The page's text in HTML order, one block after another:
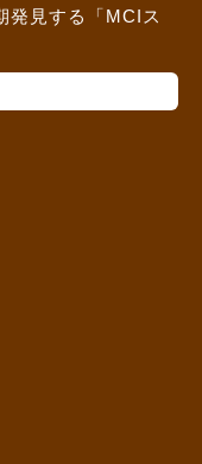
発見する「MCIス